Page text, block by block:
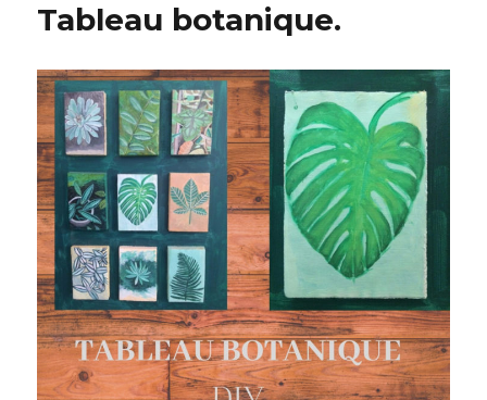
jardin.
Tableau botanique.